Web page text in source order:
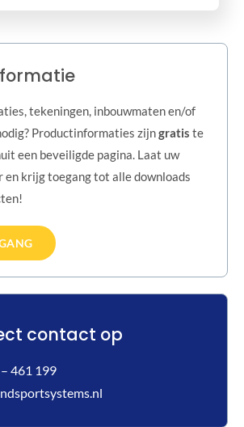
tekeningen, inbouwmaten en/of
Productinformaties zijngratis te
een beveiligde pagina. Laat uw
en krijg toegang tot alle downloads
contact op
461 199